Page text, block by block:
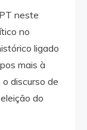
neste
no
ligado
mais à
discurso de
do